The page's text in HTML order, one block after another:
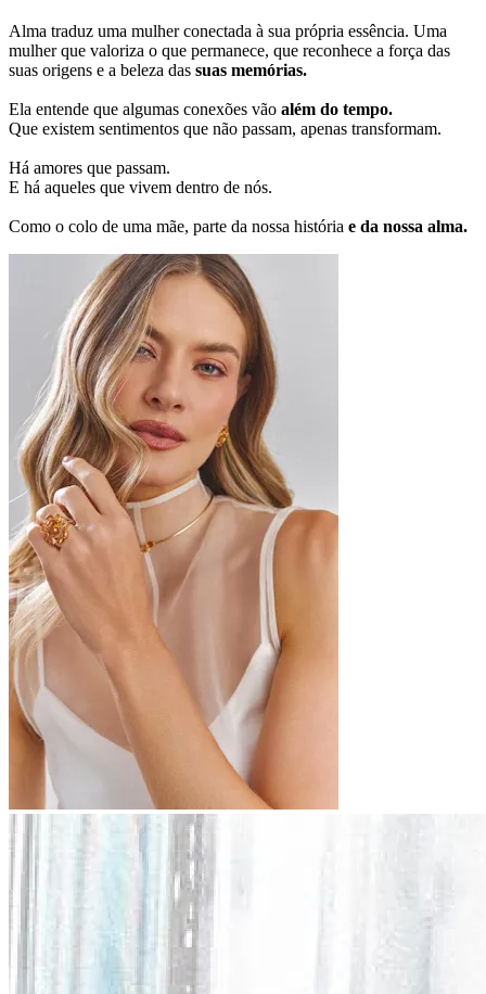
Alma traduz uma mulher conectada à sua própria essência. Uma
mulher que valoriza o que permanece, que reconhece a força das
suas origens e a beleza das suas memórias.
Ela entende que algumas conexões vão além do tempo.
Que existem sentimentos que não passam, apenas transformam.
Há amores que passam.
E há aqueles que vivem dentro de nós.
Como o colo de uma mãe, parte da nossa história e da nossa alma.